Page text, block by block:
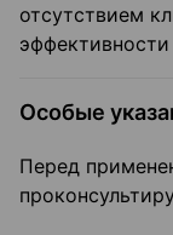
отсутствием
Особые
Перед